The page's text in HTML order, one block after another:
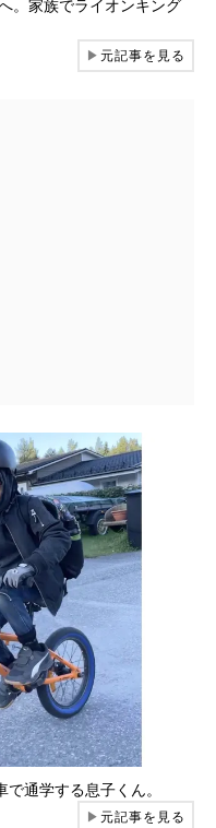
。家族でライオンキング
▶元記事を見る
通学する息子くん。
▶元記事を見る